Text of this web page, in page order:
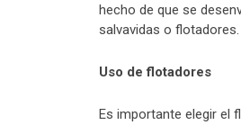
hecho de que se
salvavidas o
Uso de flotadores
Es importante elegir el